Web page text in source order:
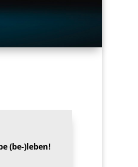
(be-)leben!